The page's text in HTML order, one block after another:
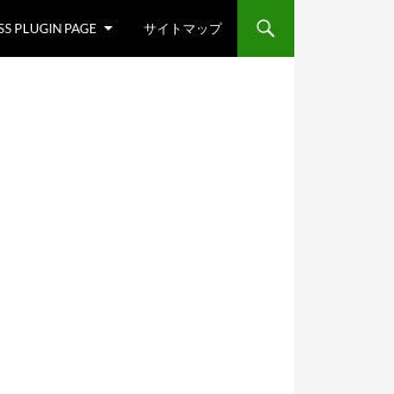
PLUGIN PAGE サイトマップ